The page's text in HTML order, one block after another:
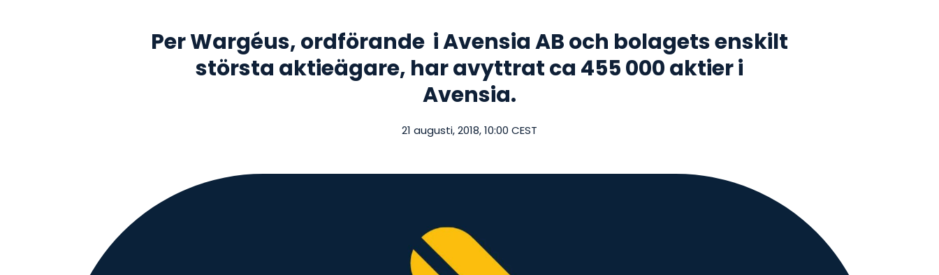
Per Wargéus, ordförande i Avensia AB och bolagets enskilt
största aktieägare, har avyttrat ca 455 000 aktier i
Avensia.
21 augusti, 2018, 10:00 CEST